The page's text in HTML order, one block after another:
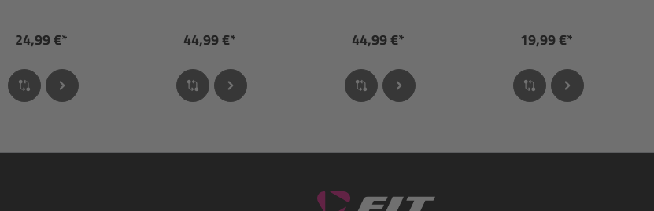
24,99 €* 44,99 €* 44,99 €* 19,99 €*